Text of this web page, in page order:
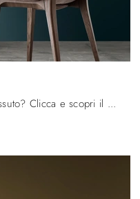
Cerchi una sedia da pranzo in tessuto? Clicca e scopri il modello Opera di Maronese per ultimare i tuoi locali al meglio.